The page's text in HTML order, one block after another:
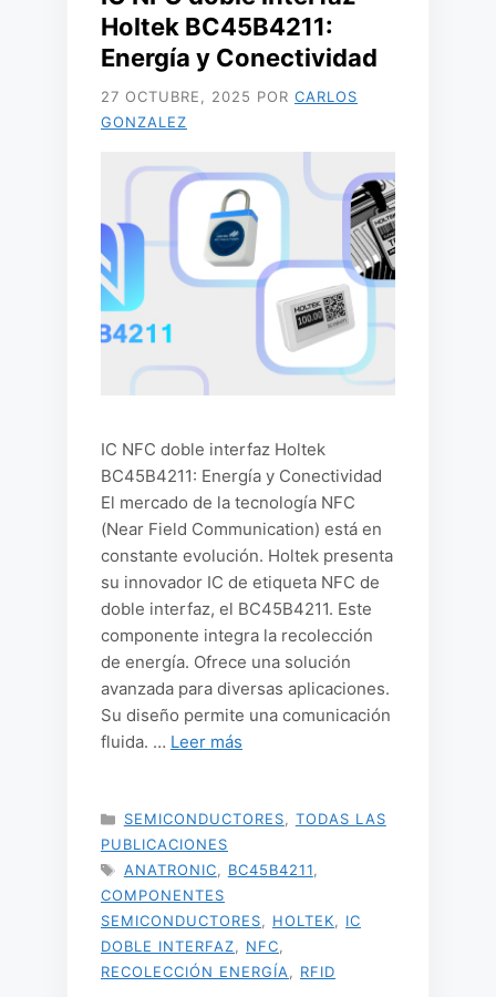
Holtek BC45B4211:
Energía y Conectividad
27 OCTUBRE, 2025 POR CARLOS
GONZALEZ
IC NFC doble interfaz Holtek
BC45B4211: Energía y Conectividad
El mercado de la tecnología NFC
(Near Field Communication) está en
constante evolución. Holtek presenta
su innovador IC de etiqueta NFC de
doble interfaz, el BC45B4211. Este
componente integra la recolección
de energía. Ofrece una solución
avanzada para diversas aplicaciones.
Su diseño permite una comunicación
fluida. … Leer más
CATEGORÍAS
SEMICONDUCTORES
TODAS LAS
PUBLICACIONES
ETIQUETAS
ANATRONIC BC45B4211
COMPONENTES
SEMICONDUCTORES
HOLTEK
IC
DOBLE INTERFAZ
NFC
RECOLECCIÓN ENERGÍA
RFID